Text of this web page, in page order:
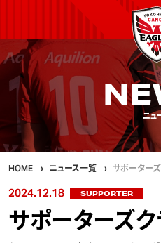
ニュ
HOME ニュース一覧 サポーター
2024.12.18 SUPPORTER
サポーターズ